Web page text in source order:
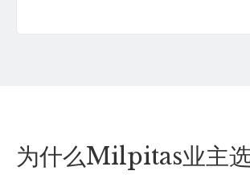
为什么Milpitas业主